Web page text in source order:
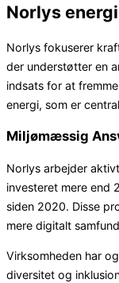
Norlys energi
Norlys fokuserer
der understøtter en
indsats for at
energi, som er
Miljømæssig
Norlys arbejder
investeret mere end
siden 2020. Disse
mere digitalt
Virksomheden har
diversitet og